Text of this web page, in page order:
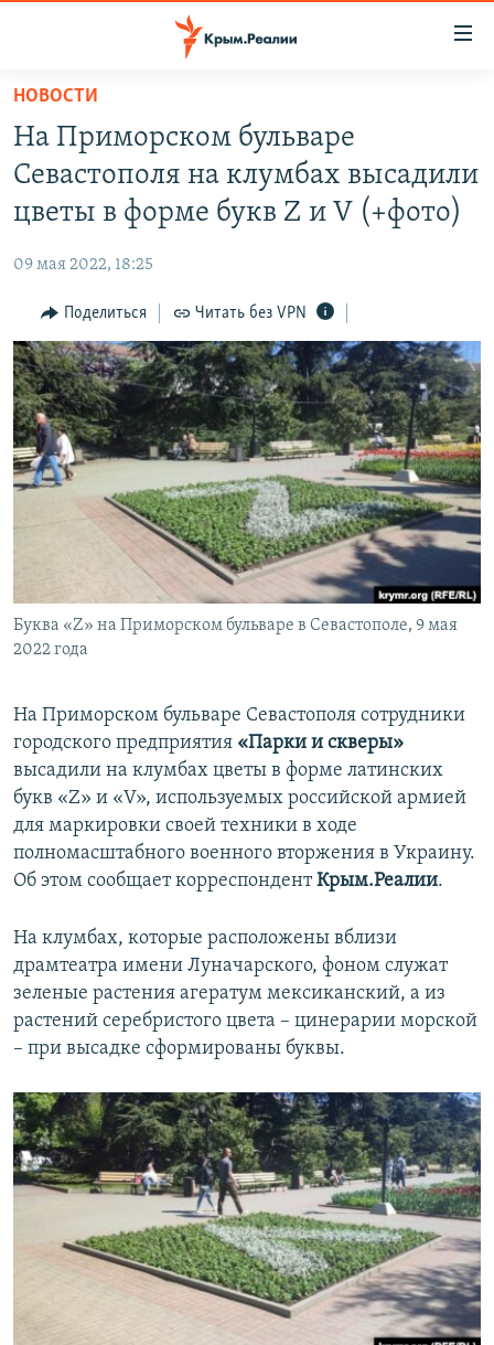
Вернуться
основному
содержанию
главной
Вернутся
поиску
СПЕЦПРОЕКТЫ
11 ЛЕТ ОККУПАЦИИ КРЫМА. 11 ИСТОРИЙ СОПРОТИВЛЕНИЯ
ЕЩЕ
ИНТЕРАКТИВ
ИНФОГРАФИКА
ТЕЛЕПРОЕКТ КРЫМ.РЕАЛИИ
СОВЕТЫ ПРАВОЗАЩИТНИКОВ
ПРОПАВШИЕ БЕЗ ВЕСТИ
ПОБЕДИТЕЛЕЙ НЕ СУДЯТ?
КРЫМ.НЕПОКОРЕННЫЙ
УКРАИНСКАЯ ПРОБЛЕМА КРЫМА
РАДІО СВОБОДА
КАК ОБОЙТИ БЛОКИРОВКУ
Українською
Qırımtatar
ПРИСОЕДИНЯЙТЕСЬ!
Все сайты RFE/RL
НОВОСТИ
На Приморском бульваре
Севастополя на клумбах высадили
цветы в форме букв Z и V (+фото)
09 мая 2022, 18:25
Поделиться Читать без VPN
Буква «Z» на Приморском бульваре в Севастополе, 9 мая
2022 года
На Приморском бульваре Севастополя сотрудники
городского предприятия «Парки и скверы»
высадили на клумбах цветы в форме латинских
букв «Z» и «V», используемых российской армией
для маркировки своей техники в ходе
полномасштабного военного вторжения в Украину.
Об этом сообщает корреспондентКрым.Реалии.
На клумбах, которые расположены вблизи
драмтеатра имени Луначарского, фоном служат
зеленые растения агератум мексиканский, а из
растений серебристого цвета – цинерарии морской
– при высадке сформированы буквы.